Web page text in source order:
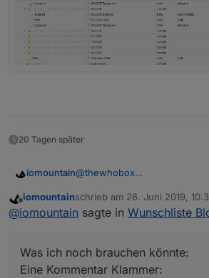
20 Tagen später
iomountain@thewhobox
wieder aufgeben.
Was ich noch brauchen
Offline
iomountainschrieb am 26. Juni 2019,
zuletzt editiert von
@iomountain sagte in Wunschliste
Was ich noch brauchen könnte:
Eine Kommentar Klammer: